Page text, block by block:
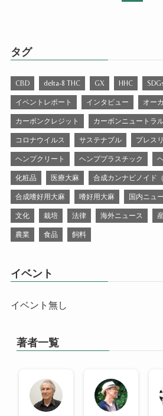
タグ
CBD delta-8 THC GX HHC
イベントレポート インタビュー オー
カーボンクレジット カーボンニュートラ
コロナウイルス サステナブル プレス
ヘンプクリート ヘンププラスチック
化粧品 医療大麻 合成カンナビノイド（
合成嗜好用大麻 嗜好用大麻 国内ニュ
文化 栽培 法律 海外ニュース
農業 食品 飼料
イベント
イベント無し
著者一覧